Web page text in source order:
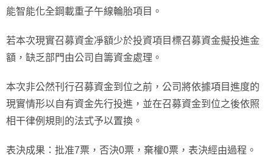
能智能化全鋼載重子午線輪胎項目。
若本次現實召募資金凈額少於投資項目標召募資金擬投進金
額，缺乏部門由公司自籌資金處理。
本次非公然刊行召募資金到位之前，公司將依據項目進度的
現實情形以自有資金先行投進，並在召募資金到位之後依照
相干律例規則的法式予以置換。
表決成果：批准7票，否決0票，棄權0票，表決經由過程。